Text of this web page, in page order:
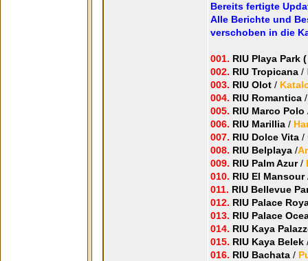
Bereits fertigte
Alle Berichte und
verschoben in die
001. RIU Playa Park
002. RIU Tropicana /
003. RIU Olot /
004. RIU Romantica
005. RIU Marco Polo
006. RIU Marillia /
007. RIU Dolce Vita /
008. RIU Belplaya /
009. RIU Palm Azur/
010. RIU El Mansour
011. RIU Bellevue
012. RIU Palace
013. RIU Palace
014. RIU Kaya
015. RIU Kaya Belek
016. RIU Bachata /